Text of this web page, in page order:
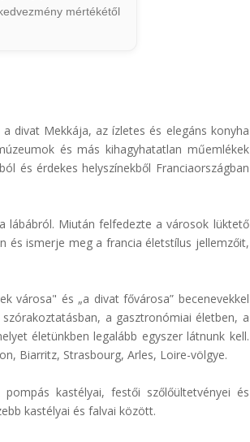
mértékétől
divat Mekkája, az ízletes és elegáns konyha
és más kihagyhatatlan műemlékek
és érdekes helyszínekből Franciaországban
lábábról. Miután felfedezte a városok lüktető
és ismerje meg a francia életstílus jellemzőit,
városa" és „a divat fővárosa” becenevekkel
a gasztronómiai életben, a
életünkben legalább egyszer látnunk kell.
Biarritz, Strasbourg, Arles, Loire-völgye.
kastélyai, festői szőlőültetvényei és
kastélyai és falvai között.